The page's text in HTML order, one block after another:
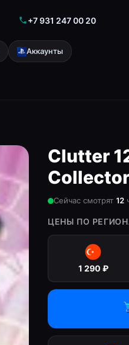
+7 931 247 00 20
Аккаунты
Clutter
Сейчас смотрят 12
ЦЕНЫ ПО
1 290 ₽